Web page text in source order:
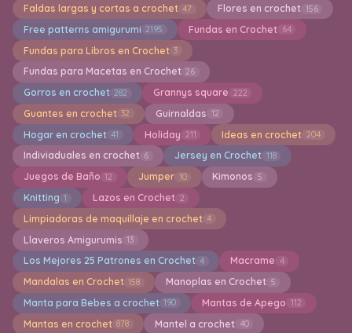
Faldas largas y cortas a crochet 47 Flores en crochet 156
Free patterns amigurumi 2195 Fundas en Crochet 64
Fundas para Libros en Crochet 3
Fundas para Macetas en Crochet 26
Gorros en crochet 282 Grannys square 222
Guantes en crochet 32 Guirnaldas 12
Hogar en crochet 41 Holiday 211 Ideas en crochet 204
Indiviaduales en crochet 6 Jersey en Crochet 118
Juegos de Baño 12 Jumper 10 Kimonos 5
Knitting 1 Lazos en Crochet 2
Limpiadoras de maquillaje en crochet 4
Llaveros Amigurumis 13
Los Mejores 25 Patrones en Crochet 4 Macrame 4
Mandalas en Crochet 158 Manoplas en Crochet 5
Manta para Bebes a crochet 190 Mantas de Apego 112
Mantas en crochet 878 Mantel a crochet 40